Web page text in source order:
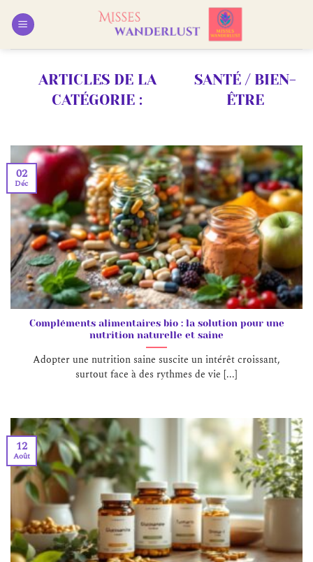
SANTÉ / BIEN-
ÊTRE
Compléments alimentaires bio : la solution pour une
nutrition naturelle et saine
Adopter une nutrition saine suscite un intérêt croissant,
surtout face à des rythmes de vie [...]
02
Déc
12
Août